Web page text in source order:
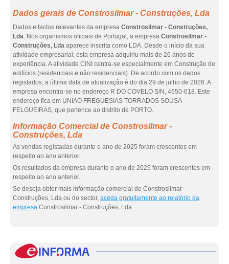
Dados gerais de Constrosilmar - Construções, Lda
Dados e factos relevantes da empresa Constrosilmar - Construções,
Lda. Nos organismos oficiais de Portugal, a empresa Constrosilmar -
Construções, Lda aparece inscrita como LDA. Desde o início da sua
atividade empresarial, esta empresa adquiriu mais de 26 anos de
experiência. A atividade CINI centra-se especialmente em Construção de
edifícios (residenciais e não residenciais). De acordo com os dados
registados, a última data de atualização é do dia 29 de julho de 2026. A
empresa encontra-se no endereço R DO COVELO S/N, 4650-618. Este
endereço fica em UNIAO FREGUESIAS TORRADOS SOUSA
FELGUEIRAS, que pertence ao distrito de PORTO.
Informação Comercial de Constrosilmar -
Construções, Lda
As vendas registadas durante o ano de 2025 foram crescentes em
respeito ao ano anterior.
Os resultados da empresa durante o ano de 2025 foram crescentes em
respeito ao ano anterior.
Se deseja obter mais informação comercial de Constrosilmar -
Construções, Lda ou do sector, aceda gratuitamente ao relatório da
empresa Constrosilmar - Construções, Lda.